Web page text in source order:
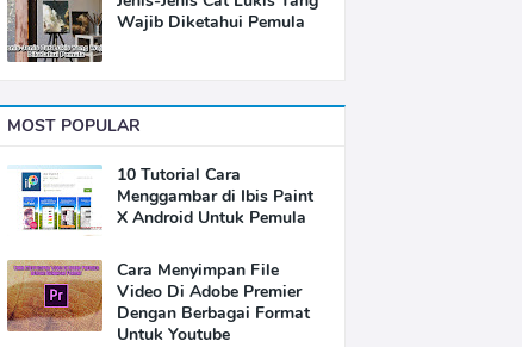
Wajib Diketahui Pemula
MOST POPULAR
10 Tutorial Cara
Menggambar di Ibis Paint
X Android Untuk Pemula
Cara Menyimpan File
Video Di Adobe Premier
Dengan Berbagai Format
Untuk Youtube